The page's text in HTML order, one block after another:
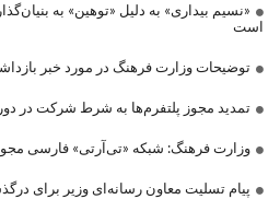
«نسیم بیداری» به دلیل «توهین» به
است
توضیحات وزارت فرهنگ در مورد خبر
تمدید مجوز پلتفرم‌ها به شرط شرکت در
وزارت فرهنگ: شبکه «تی‌آرتی» فارسی
پیام تسلیت معاون رسانه‌ای وزیر برای